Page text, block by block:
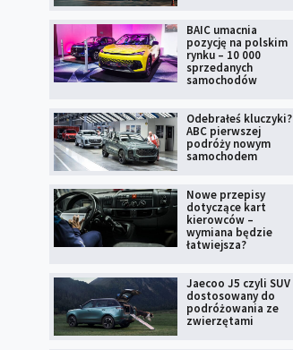
BAIC umacnia
pozycję na polskim
rynku – 10 000
sprzedanych
samochodów
Odebrałeś kluczyki?
ABC pierwszej
podróży nowym
samochodem
Nowe przepisy
dotyczące kart
kierowców –
wymiana będzie
łatwiejsza?
Jaecoo J5 czyli SUV
dostosowany do
podróżowania ze
zwierzętami